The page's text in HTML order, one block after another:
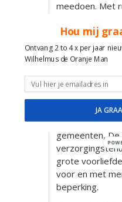
meedoen. Met
speciaal in het
Met de
persoonlijk en/
Zeer geschikt
beurzen,
families,
vrijwilligers,
gemeenten, De
grote
voor en met
beperking.
Hou mij
Ontvang 2 to 4 x per jaar
Wilhelmus de Oranje Man
JA